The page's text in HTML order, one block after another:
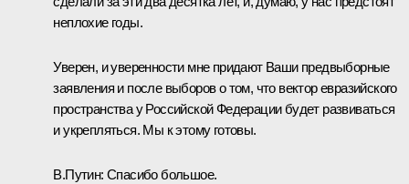
неплохие годы.
Уверен, и уверенности мне придают Ваши предвыборные
заявления и после выборов о том, что вектор евразийского
пространства у Российской Федерации будет развиваться
и укрепляться. Мы к этому готовы.
В.Путин: Спасибо большое.